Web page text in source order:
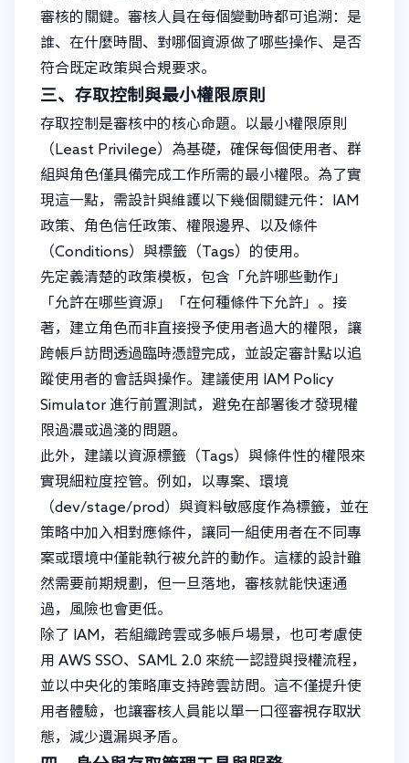
審核的關鍵。審核人員在每個變動時都可追溯：是
誰、在什麼時間、對哪個資源做了哪些操作、是否
符合既定政策與合規要求。
三、存取控制與最小權限原則
存取控制是審核中的核心命題。以最小權限原則
（Least Privilege）為基礎，確保每個使用者、群
組與角色僅具備完成工作所需的最小權限。為了實
現這一點，需設計與維護以下幾個關鍵元件：IAM
政策、角色信任政策、權限邊界、以及條件
（Conditions）與標籤（Tags）的使用。
先定義清楚的政策模板，包含「允許哪些動作」
「允許在哪些資源」「在何種條件下允許」。接
著，建立角色而非直接授予使用者過大的權限，讓
跨帳戶訪問透過臨時憑證完成，並設定審計點以追
蹤使用者的會話與操作。建議使用 IAM Policy
Simulator 進行前置測試，避免在部署後才發現權
限過濃或過淺的問題。
此外，建議以資源標籤（Tags）與條件性的權限來
實現細粒度控管。例如，以專案、環境
（dev/stage/prod）與資料敏感度作為標籤，並在
策略中加入相對應條件，讓同一組使用者在不同專
案或環境中僅能執行被允許的動作。這樣的設計雖
然需要前期規劃，但一旦落地，審核就能快速通
過，風險也會更低。
除了 IAM，若組織跨雲或多帳戶場景，也可考慮使
用 AWS SSO、SAML 2.0 來統一認證與授權流程，
並以中央化的策略庫支持跨雲訪問。這不僅提升使
用者體驗，也讓審核人員能以單一口徑審視存取狀
態，減少遺漏與矛盾。